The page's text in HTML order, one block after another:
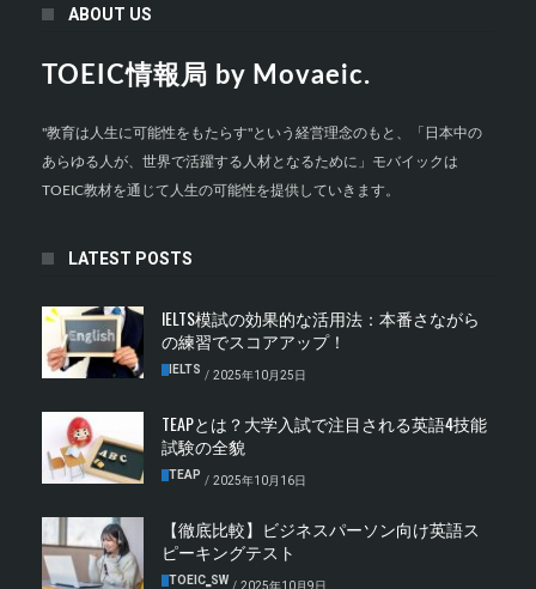
ABOUT US
TOEIC情報局 by Movaeic.
"教育は人生に可能性をもたらす"という経営理念のもと、「日本中の
あらゆる人が、世界で活躍する人材となるために」モバイックは
TOEIC教材を通じて人生の可能性を提供していきます。
LATEST POSTS
IELTS模試の効果的な活用法：本番さながら
の練習でスコアアップ！
IELTS / 2025年10月25日
TEAPとは？大学入試で注目される英語4技能
試験の全貌
TEAP / 2025年10月16日
【徹底比較】ビジネスパーソン向け英語ス
ピーキングテスト
TOEIC‗SW / 2025年10月9日